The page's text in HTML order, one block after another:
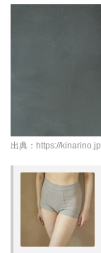
出典： https://kinarino.jp